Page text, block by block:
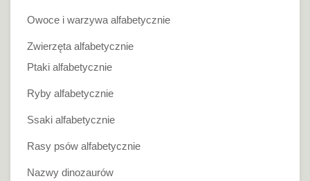
Owoce i warzywa alfabetycznie
Zwierzęta alfabetycznie
Ptaki alfabetycznie
Ryby alfabetycznie
Ssaki alfabetycznie
Rasy psów alfabetycznie
Nazwy dinozaurów